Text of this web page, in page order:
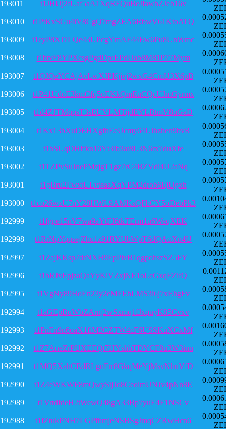
193011
t1JHUj2fUaf5aA1XqRFQuBeJfawhZJeb16v
193010
t1PtKxSGu4iV8CgQ7mgZEA6RbwV61KtoATQ
193009
t1eyP8XJ7LQe43UPcgYmAF44Ew6Pu8UnWmc
193008
t1btvF8YPXcsgPgdDprEPdUab8M81P77Mym
193007
t1QJQeYCAjAvLwXJPKjjvj2wxG4CmU3X6pB
193006
t1P41UdoE3kmCfq5oEKkQmEuCQcUJmGyrmx
193005
t1d4ZJTMqqsT3sEUVLMTijdEYLBtmV8uGaD
193004
t1Kx13bXuDEHXgfhEeUcmy64Uihzhen9bvR
193003
t1bSUqDHffkn16Yt3ib3at8L3N6rx7duXfe
193002
t1TZPvSuJnePMzjgT1gz7rC4BZVdi4U2aNq
193001
t1gBru2FwxtULvteaaXqYPM2drob6EjUgxh
193000
t1co26wzU7nY28HWL9AMKsQFbCY5oDebPk3
192999
t1fgpe15nV7wa9aYtFJ6tkTErm1u6WeqXEK
192998
t1RrNpYqqsejZhu1z91RYUbWpT6dQAoXn4U
192997
t1ZajKKsp7drNXH9FpPivB1qgpohszSZ5FY
192996
t1bRJvEpjzaQaYyKiVZxjNE1oLcGxqFZifQ
192995
t1VgNy89HoEn23y2eMFEhLMS3i6j7xEhgFv
192994
t1aGEpBuWbZArnj2wSxmq1fJxquyK85Cvxv
192993
t1PnFn9n6oaX1fiM3CZTW4cF6USSKuXCxMf
192992
t1Z7AneZrPUXEEQt7HYshbTDYCF8u3W3inn
192991
t1MQ5XahCEdRLgnFrr8GkqMeYjMsvNhuVfD
192990
t1Z4eWKWF8mQwyStjJo8CeoimUNJv4pNn8E
192989
t1VrtdfdeH2tWewQ48gA33Bp7yuE4F1NSCv
192988
t1fZtukPNH7LGPfhmjeNSBSgJmqCZRwHcn6